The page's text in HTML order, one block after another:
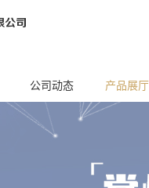
公司动态 产品展厅